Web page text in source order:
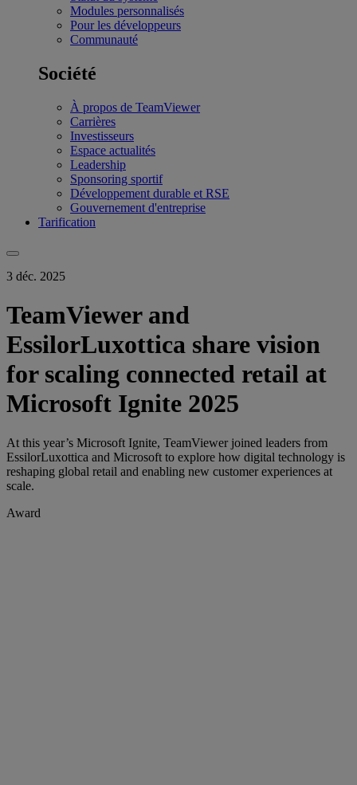
Modules personnalisés
Pour les développeurs
Communauté
Société
À propos de TeamViewer
Carrières
Investisseurs
Espace actualités
Leadership
Sponsoring sportif
Développement durable et RSE
Gouvernement d'entreprise
Tarification
3 déc. 2025
TeamViewer and
EssilorLuxottica share vision
for scaling connected retail at
Microsoft Ignite 2025
At this year’s Microsoft Ignite, TeamViewer joined leaders from
EssilorLuxottica and Microsoft to explore how digital technology is
reshaping global retail and enabling new customer experiences at
scale.
Award